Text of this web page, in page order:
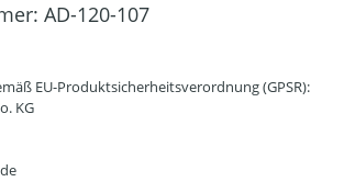
AD-120-107
EU-Produktsicherheitsverordnung (GPSR):
KG